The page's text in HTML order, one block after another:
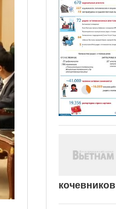
кочевников